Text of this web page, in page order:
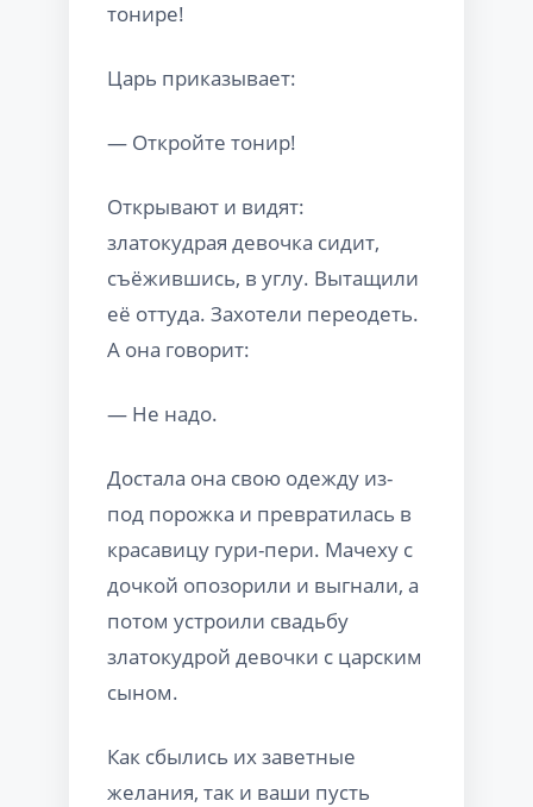
тонире!
Царь приказывает:
— Откройте тонир!
Открывают и видят:
златокудрая девочка сидит,
съёжившись, в углу. Вытащили
её оттуда. Захотели переодеть.
А она говорит:
— Не надо.
Достала она свою одежду из-
под порожка и превратилась в
красавицу гури-пери. Мачеху с
дочкой опозорили и выгнали, а
потом устроили свадьбу
златокудрой девочки с царским
сыном.
Как сбылись их заветные
желания, так и ваши пусть